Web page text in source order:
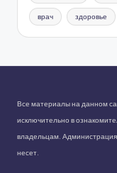
врач здоровье
Все материалы на данном
исключительно в
владельцам.
несет.